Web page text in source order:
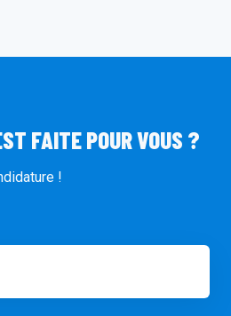
FAITE POUR VOUS ?
!